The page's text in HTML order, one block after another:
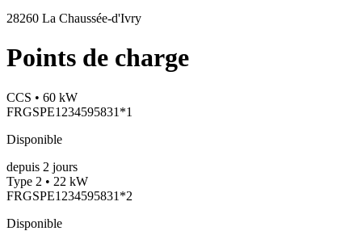
28260 La Chaussée-d'Ivry
Points de charge
CCS • 60 kW
FRGSPE1234595831*1
Disponible
depuis 2 jours
Type 2 • 22 kW
FRGSPE1234595831*2
Disponible